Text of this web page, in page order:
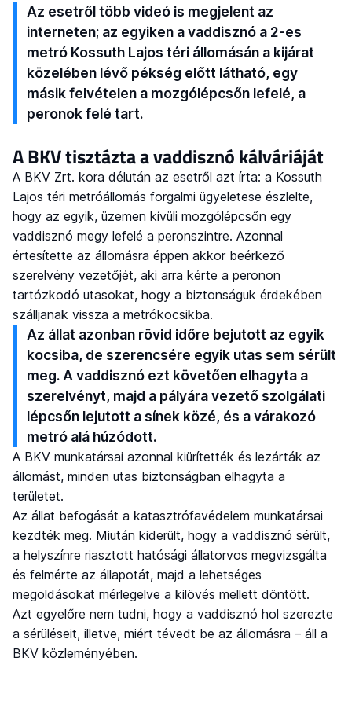
Az esetről több videó is megjelent az
interneten; az egyiken a vaddisznó a 2-es
metró Kossuth Lajos téri állomásán a kijárat
közelében lévő pékség előtt látható, egy
másik felvételen a mozgólépcsőn lefelé, a
peronok felé tart.
A BKV tisztázta a vaddisznó kálváriáját
A BKV Zrt. kora délután az esetről azt írta: a Kossuth
Lajos téri metróállomás forgalmi ügyeletese észlelte,
hogy az egyik, üzemen kívüli mozgólépcsőn egy
vaddisznó megy lefelé a peronszintre. Azonnal
értesítette az állomásra éppen akkor beérkező
szerelvény vezetőjét, aki arra kérte a peronon
tartózkodó utasokat, hogy a biztonságuk érdekében
szálljanak vissza a metrókocsikba.
Az állat azonban rövid időre bejutott az egyik
kocsiba, de szerencsére egyik utas sem sérült
meg. A vaddisznó ezt követően elhagyta a
szerelvényt, majd a pályára vezető szolgálati
lépcsőn lejutott a sínek közé, és a várakozó
metró alá húzódott.
A BKV munkatársai azonnal kiürítették és lezárták az
állomást, minden utas biztonságban elhagyta a
területet.
Az állat befogását a katasztrófavédelem munkatársai
kezdték meg. Miután kiderült, hogy a vaddisznó sérült,
a helyszínre riasztott hatósági állatorvos megvizsgálta
és felmérte az állapotát, majd a lehetséges
megoldásokat mérlegelve a kilövés mellett döntött.
Azt egyelőre nem tudni, hogy a vaddisznó hol szerezte
a sérüléseit, illetve, miért tévedt be az állomásra – áll a
BKV közleményében.